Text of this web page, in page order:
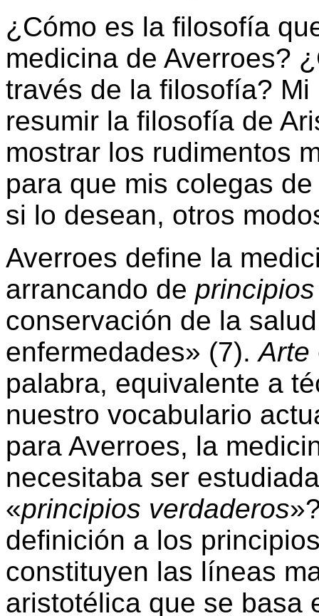
¿Cómo es la filosofía
medicina de Averroes?
través de la filosofía?
resumir la filosofía de
mostrar los rudimentos
para que mis colegas
si lo desean, otros
Averroes define la
arrancando de
conservación de la
enfermedades» (7).Arte
palabra, equivalente a
nuestro vocabulario
para Averroes, la
necesitaba ser
«principios verdaderos
definición a los
constituyen las líneas
aristotélica que se basa